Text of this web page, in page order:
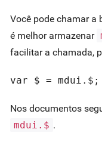
Você pode chamar a
é melhor armazenar
facilitar a chamada,
var $ = mdui.$;
Nos documentos
mdui.$ .